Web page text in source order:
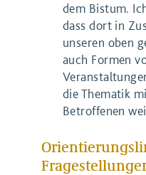
dem Bistum.
dass dort in
unseren oben
auch Formen
die Thematik
Betroffenen